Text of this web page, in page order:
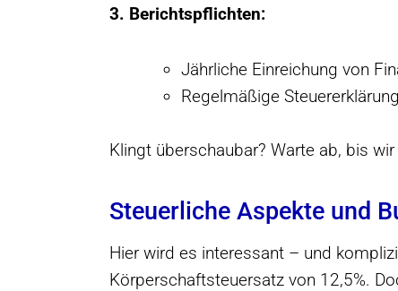
3. Berichtspflichten:
Jährliche Einreichung von
Regelmäßige
Klingt überschaubar? Warte ab, bis
Steuerliche Aspekte und
Hier wird es interessant – und
Körperschaftsteuersatz von 12,5%.